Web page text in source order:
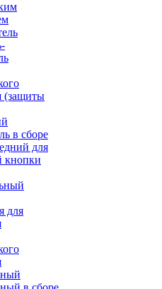
(защиты
в сборе
для
кнопки
для